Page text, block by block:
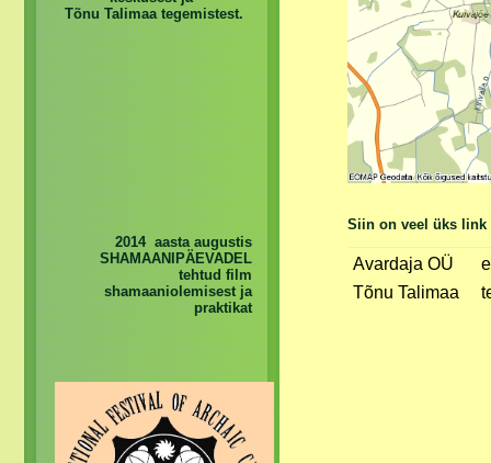
Siin on veel üks link
Avardaja OÜ
Tõnu Talimaa
Tõnu Talimaa tegemistest.
2014 aasta augustis
SHAMAANIPÄEVADEL
tehtud film
shamaaniolemisest ja
praktikat